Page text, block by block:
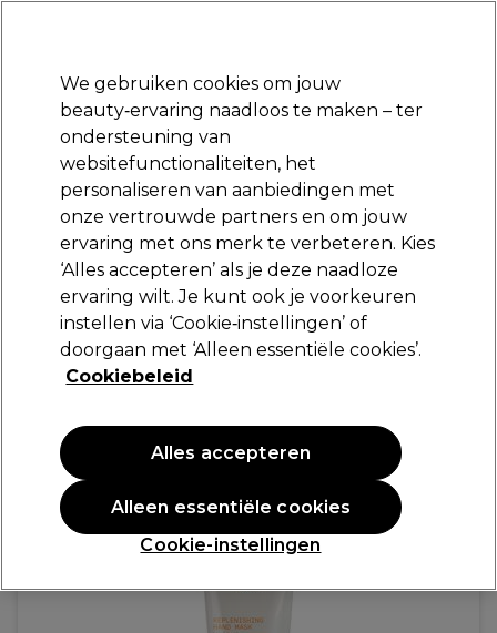
Aanmelden
Merken Deals Haar Elektra
Volgende dag geleverd*
Na verzending, maandag t/m vrijdag
SKINTRUTH
SKINTRUTH Het aanvullen van de hand
masker 150ml
(0
PROMOTIE
We gebruiken cookies om jouw
beauty‑ervaring naadloos te maken – ter
ondersteuning van
websitefunctionaliteiten, het
personaliseren van aanbiedingen met
onze vertrouwde partners en om jouw
ervaring met ons merk te verbeteren. Kies
‘Alles accepteren’ als je deze naadloze
ervaring wilt. Je kunt ook je voorkeuren
instellen via ‘Cookie‑instellingen’ of
doorgaan met ‘Alleen essentiële cookies’.
Cookiebeleid
Cookie-instellingen
Alleen essentiële cookies
Alles accepteren